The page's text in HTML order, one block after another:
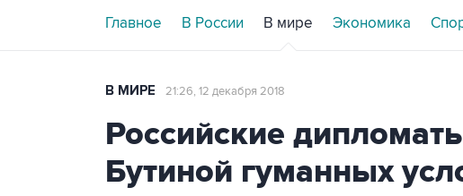
Главное В России В мире Экономика
В МИРЕ 21:26, 12 декабря 2018
Российские
Бутиной гуманных